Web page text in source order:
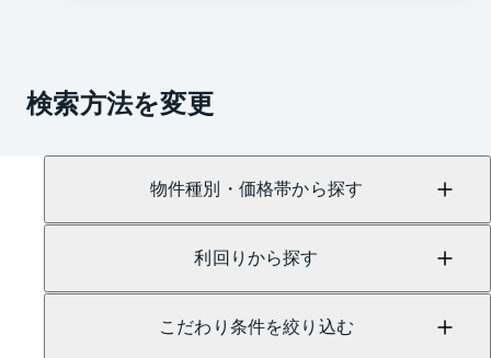
検索方法を変更
物件種別・価格帯から探す
利回りから探す
こだわり条件を絞り込む